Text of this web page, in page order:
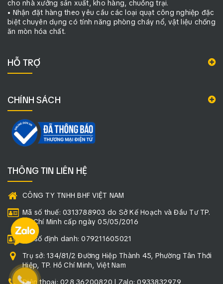
cho nhà xưởng sản xuất, kho hàng, chuồng trại.
• Nhận đặt hàng theo yêu cầu các loại quạt công nghiệp đặc
biệt chuyên dụng có tính năng phòng cháy nổ, vật liệu chống
ăn mòn hóa chất.
HỖ TRỢ
CHÍNH SÁCH
THÔNG TIN LIÊN HỆ
CÔNG TY TNHH BHF VIỆT NAM
Mã số thuế: 0313788903 do Sở Kế Hoạch và Đầu Tư TP.
Hồ Chí Minh cấp ngày 05/05/2016
Mã số định danh: 079211605021
Trụ sở: 134/81/2 Đường Hiệp Thành 45, Phường Tân Thới
Hiệp, TP. Hồ Chí Minh, Việt Nam
Điện thoại: 028 36200820 | Zalo: 0933832979